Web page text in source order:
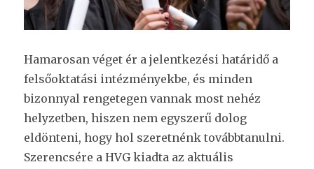
Hamarosan véget ér a jelentkezési határidő a
felsőoktatási intézményekbe, és minden
bizonnyal rengetegen vannak most nehéz
helyzetben, hiszen nem egyszerű dolog
eldönteni, hogy hol szeretnénk továbbtanulni.
Szerencsére a HVG kiadta az aktuális